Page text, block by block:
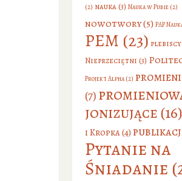
(2) nauka(3) Nauka w Pubie(2)
nowotwory(5) PAP
PEM (23)
Nieprzeciętni (3)
Projekt Alpha(2)
(7)
jonizujące (16)
i Kropka(4)
Pytanie na
Śniadanie